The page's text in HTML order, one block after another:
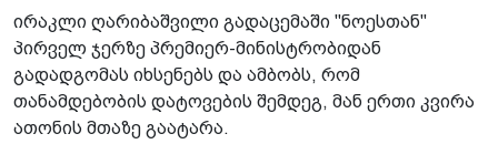
ირაკლი ღარიბაშვილი გადაცემაში "ნოესთან"
პირველ ჯერზე პრემიერ-მინისტრობიდან
გადადგომას იხსენებს და ამბობს, რომ
თანამდებობის დატოვების შემდეგ, მან ერთი კვირა
ათონის მთაზე გაატარა.